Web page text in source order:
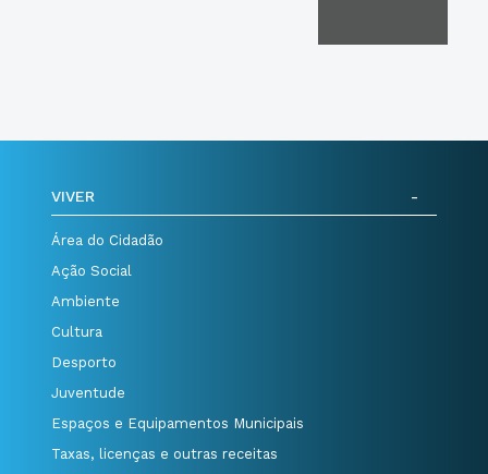
VIVER
Área do Cidadão
Ação Social
Ambiente
Cultura
Desporto
Juventude
Espaços e Equipamentos Municipais
Taxas, licenças e outras receitas